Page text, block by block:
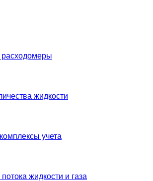
жидкости
учета
жидкости и газа